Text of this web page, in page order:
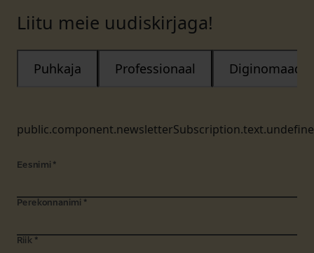
Liitu meie uudiskirjaga!
Puhkaja Professionaal Diginomaad
Eesnimi *
Perekonnanimi *
Riik *